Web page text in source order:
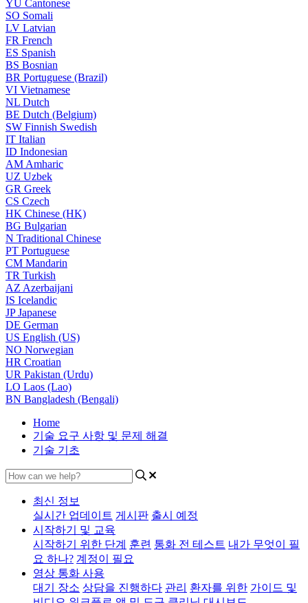
YU Cantonese
SO Somali
LV Latvian
FR French
ES Spanish
BS Bosnian
BR Portuguese (Brazil)
VI Vietnamese
NL Dutch
BE Dutch (Belgium)
SW Finnish Swedish
IT Italian
ID Indonesian
AM Amharic
UZ Uzbek
GR Greek
CS Czech
HK Chinese (HK)
BG Bulgarian
N Traditional Chinese
PT Portuguese
CM Mandarin
TR Turkish
AZ Azerbaijani
IS Icelandic
JPJapanese
DE German
US English (US)
NO Norwegian
HR Croatian
UR Pakistan (Urdu)
LO Laos (Lao)
BN Bangladesh (Bengali)
Home
기술 요구 사항 및 문제 해결
기술 기초
최신 정보
실시간 업데이트 게시판 출시 예정
시작하기 및 교육
시작하기 위한 단계 훈련 통화 전 테스트 내가 무엇이 필
요 하나? 계정이 필요
영상 통화 사용
대기 장소 상담을 진행하다 관리 환자를 위한 가이드 및